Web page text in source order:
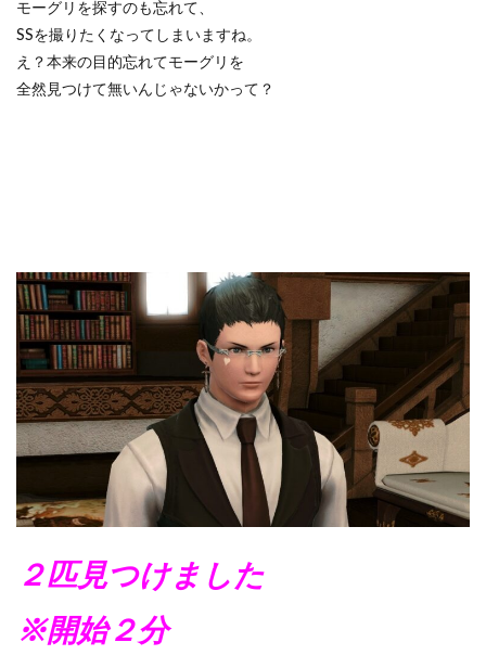
モーグリを探すのも忘れて、
SSを撮りたくなってしまいますね。
え？本来の目的忘れてモーグリを
全然見つけて無いんじゃないかって？
２匹見つけました
※開始２分